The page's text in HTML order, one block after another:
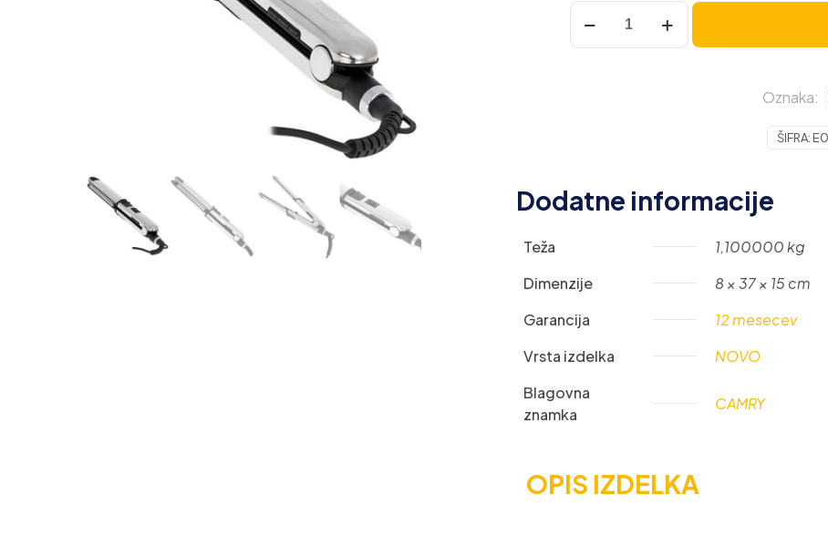
Camry
PRO
ravnalec
Oznaka:
ŠIFRA:
Dodatne informacije
Teža
1,100000 kg
Dimenzije
8 × 37 × 15 cm
Garancija
12 mesecev
Vrsta izdelka
NOVO
Blagovna
znamka
CAMRY
OPIS IZDELKA